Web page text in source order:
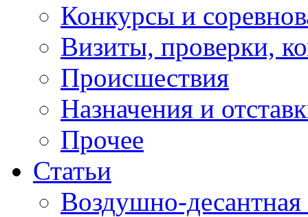
Конкурсы и
Визиты, проверки,
Происшествия
Назначения и
Прочее
Статьи
Воздушно-десантная